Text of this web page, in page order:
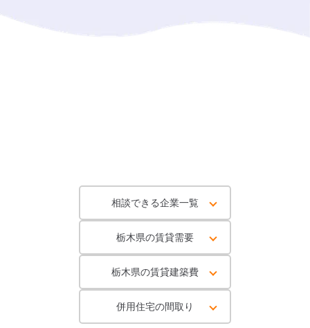
相談できる企業一覧
栃木県の賃貸需要
栃木県の賃貸建築費
併用住宅の間取り